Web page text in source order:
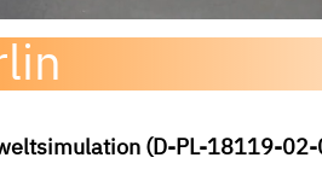
(D-PL-18119-